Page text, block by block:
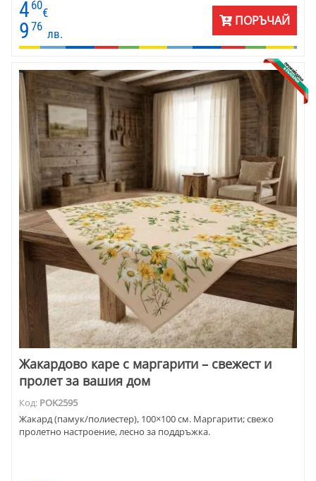
създаване на уникални великденски декорации за дома.
Размерът на карето е 90 х 90 см.
4 60
€
9 76
лв.
ПОРЪЧАЙ
Жакардово каре с маргарити – свежест и
пролет за вашия дом
Код: POK2595
Жакард (памук/полиестер), 100×100 см. Маргарити; свежо
пролетно настроение, лесно за поддръжка.